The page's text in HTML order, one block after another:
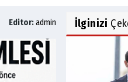
Editor:admin İlginizi